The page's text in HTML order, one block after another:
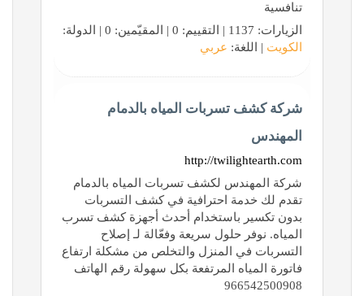
تنافسية
الزيارات: 1137 | التقييم: 0 | المقيّمين: 0 | الدولة:
الكويت | اللغة: عربي
شركة كشف تسربات المياه بالدمام
المهندس
http://twilightearth.com
شركة المهندس لكشف تسربات المياه بالدمام
تقدم لك خدمة احترافية في كشف التسربات
بدون تكسير باستخدام أحدث أجهزة كشف تسرب
المياه. نوفر حلول سريعة وفعّالة لـ إصلاح
التسربات في المنزل والتخلص من مشكلة ارتفاع
فاتورة المياه المرتفعة بكل سهولة رقم الهاتف
966542500908